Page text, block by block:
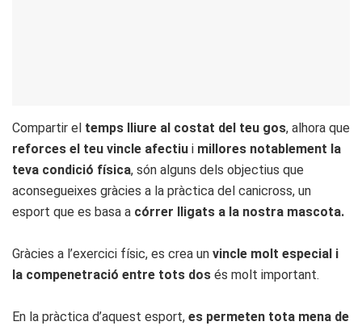
Compartir el temps lliure al costat del teu gos, alhora que
reforces el teu vincle afectiu i millores notablement la
teva condició física, són alguns dels objectius que
aconsegueixes gràcies a la pràctica del canicross, un
esport que es basa a córrer lligats a la nostra mascota.
Gràcies a l’exercici físic, es crea un vincle molt especial i
la compenetració entre tots dos és molt important.
En la pràctica d’aquest esport, es permeten tota mena de